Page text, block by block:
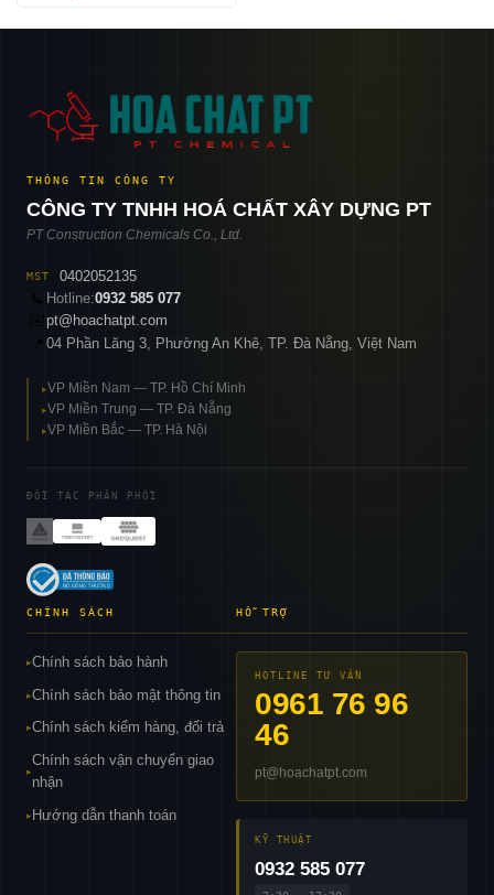
THÔNG TIN CÔNG TY
CÔNG TY TNHH HOÁ CHẤT XÂY DỰNG PT
PT Construction Chemicals Co., Ltd.
MST
0402052135
📞 Hotline:0932 585 077
pt@hoachatpt.com
04 Phần Lăng 3, Phường An Khê, TP. Đà Nẵng, Việt Nam
▸VP Miền Nam — TP. Hồ Chí Minh
▸VP Miền Trung — TP. Đà Nẵng
▸VP Miền Bắc — TP. Hà Nội
ĐỐI TÁC PHÂN PHỐI
CHÍNH SÁCH
▸Chính sách bảo hành
▸Chính sách bảo mật thông tin
▸Chính sách kiểm hàng, đổi trả
▸
Chính sách vận chuyển giao
nhận
▸ Hướng dẫn thanh toán
HỖ TRỢ
HOTLINE TƯ VẤN
0961 76 96
46
pt@hoachatpt.com
KỸ THUẬT
0932 585 077